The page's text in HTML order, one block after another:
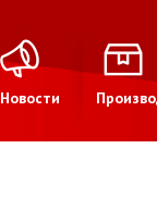
Новости